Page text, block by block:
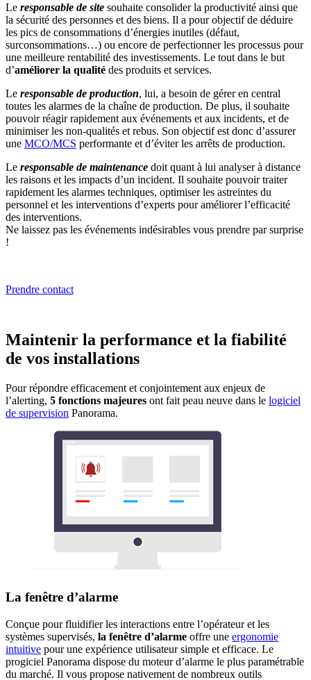
Le responsable de site souhaite consolider la productivité ainsi que
la sécurité des personnes et des biens. Il a pour objectif de déduire
les pics de consommations d’énergies inutiles (défaut,
surconsommations…) ou encore de perfectionner les processus pour
une meilleure rentabilité des investissements. Le tout dans le but
d’améliorer la qualité des produits et services.
Le responsable de production, lui, a besoin de gérer en central
toutes les alarmes de la chaîne de production. De plus, il souhaite
pouvoir réagir rapidement aux événements et aux incidents, et de
minimiser les non-qualités et rebus. Son objectif est donc d’assurer
une MCO/MCS performante et d’éviter les arrêts de production.
Le responsable de maintenance doit quant à lui analyser à distance
les raisons et les impacts d’un incident. Il souhaite pouvoir traiter
rapidement les alarmes techniques, optimiser les astreintes du
personnel et les interventions d’experts pour améliorer l’efficacité
des interventions.
Ne laissez pas les événements indésirables vous prendre par surprise
!
Prendre contact
Maintenir la performance et la fiabilité
de vos installations
Pour répondre efficacement et conjointement aux enjeux de
l’alerting, 5 fonctions majeures ont fait peau neuve dans le logiciel
de supervision Panorama.
La fenêtre d’alarme
Conçue pour fluidifier les interactions entre l’opérateur et les
systèmes supervisés, la fenêtre d’alarme offre une ergonomie
intuitive pour une expérience utilisateur simple et efficace. Le
progiciel Panorama dispose du moteur d’alarme le plus paramétrable
du marché. Il vous propose nativement de nombreux outils